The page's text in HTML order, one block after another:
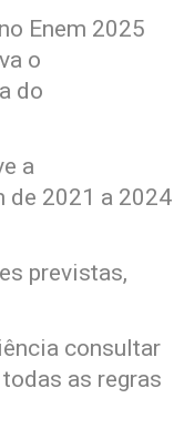
Enem 2025
o
do
a
de 2021 a 2024
previstas,
consultar
as regras